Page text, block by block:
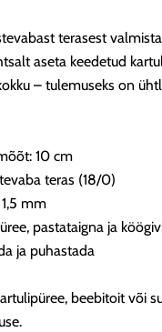
terasest
aseta keedetud
– tulemuseks on
10 cm
teras (18/0)
mm
pastataigna ja
ja puhastada
beebitoit või